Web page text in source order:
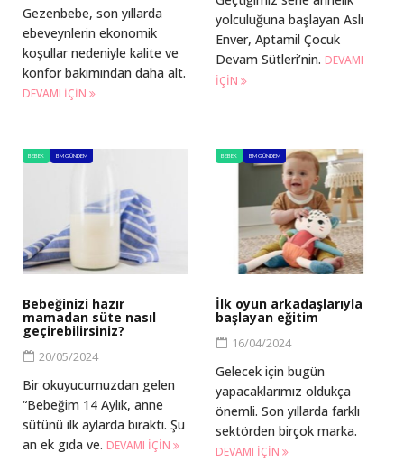
Gezenbebe, son yıllarda
ebeveynlerin ekonomik
koşullar nedeniyle kalite ve
konfor bakımından daha alt.
DEVAMI IÇIN
yolculuğuna başlayan Aslı
Enver, Aptamil Çocuk
Devam Sütleri’nin. DEVAMI
IÇIN
BEBEK BM GÜNDEM
Bebeğinizi hazır
mamadan süte nasıl
geçirebilirsiniz?
20/05/2024
Bir okuyucumuzdan gelen
“Bebeğim 14 Aylık, anne
sütünü ilk aylarda bıraktı. Şu
an ek gıda ve. DEVAMI IÇIN
BEBEK BM GÜNDEM
İlk oyun arkadaşlarıyla
başlayan eğitim
16/04/2024
Gelecek için bugün
yapacaklarımız oldukça
önemli. Son yıllarda farklı
sektörden birçok marka.
DEVAMI IÇIN